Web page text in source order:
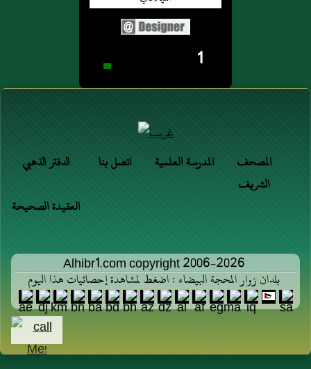
1
الدفتر الذهبي اتصل بنا المدرسة العلمية
المصحف
الشريف
العقيدة الصحيحة
Alhibr1.com copyright 2006-2026
بلدان زوار المحجة البيضاء : اضغط لمشاهدة إحصائيات هذا اليوم